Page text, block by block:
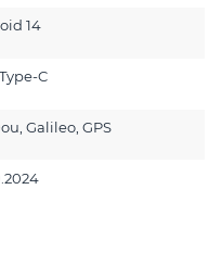
14
C
Galileo, GPS